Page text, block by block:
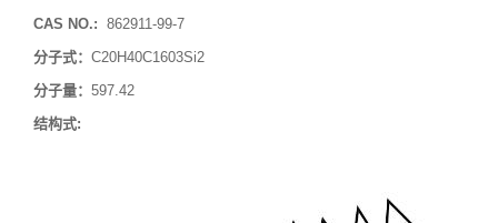
CAS NO.: 862911-99-7
分子式： C20H40C1603Si2
分子量： 597.42
结构式: